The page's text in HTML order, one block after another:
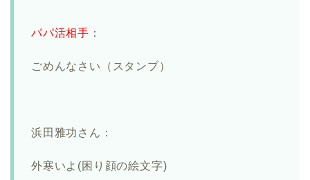
パパ活相手 ：
ごめんなさい（スタンプ）
浜田雅功さん：
外寒いよ(困り顔の絵文字)